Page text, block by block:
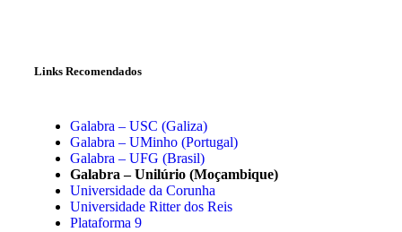
Links Recomendados
Galabra – USC (Galiza)
Galabra – UMinho (Portugal)
Galabra – UFG (Brasil)
Galabra – Unilúrio (Moçambique)
Universidade da Corunha
Universidade Ritter dos Reis
Plataforma 9